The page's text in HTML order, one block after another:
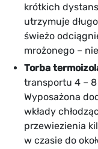
krótkich
utrzymuje
świeżo
mrożonego –
Torba
transportu 4 –
Wyposażona
wkłady
przewiezienia
w czasie do